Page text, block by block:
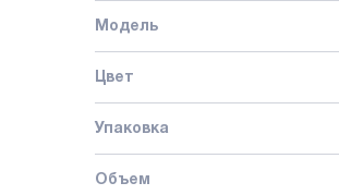
Модель
Цвет
Упаковка
Объем